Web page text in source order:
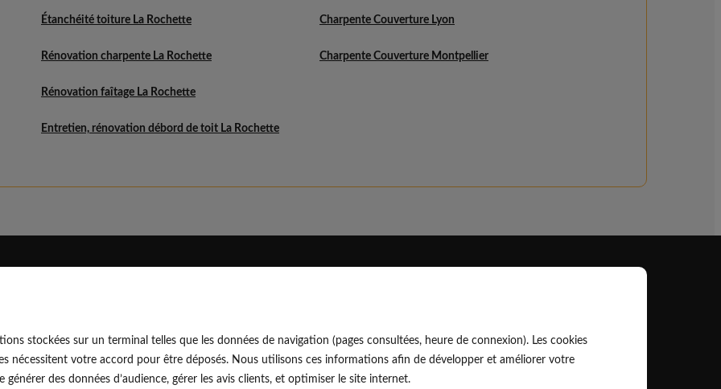
Étanchéité toiture La Rochette
Rénovation charpente La Rochette
Rénovation faîtage La Rochette
Entretien, rénovation débord de toit La Rochette
Charpente Couverture Lyon
Charpente Couverture Montpellier
Rejoindre notre équipe
Blog professionnel
Blog particulier
Avis vérifiés
EldoPro pour les artisans et pros
EldoNetwork pour les réseaux, marques et industriels
Règles de classement des artisans
stockées sur un terminal telles que les données de navigation (pages consultées, heure de connexion). Les cookies
nécessitent votre accord pour être déposés. Nous utilisons ces informations afin de développer et améliorer votre
des données d’audience, gérer les avis clients, et optimiser le site internet.